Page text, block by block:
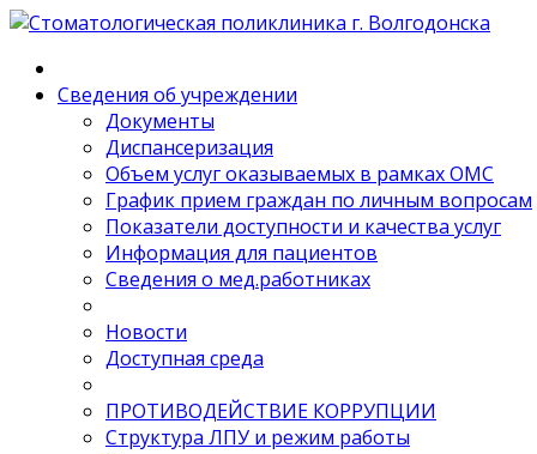
Сведения об учреждении
Документы
Диспансеризация
Объем услуг оказываемых в рамках ОМС
График прием граждан по личным вопросам
Показатели доступности и качества услуг
Информация для пациентов
Сведения о мед.работниках
Новости
Доступная среда
ПРОТИВОДЕЙСТВИЕ КОРРУПЦИИ
Структура ЛПУ и режим работы